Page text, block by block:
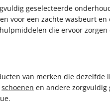
geselecteerde
voor een zachte wasbeurt
die ervoor
van merken die dezelfde
schoenen en andere zorgvuldig